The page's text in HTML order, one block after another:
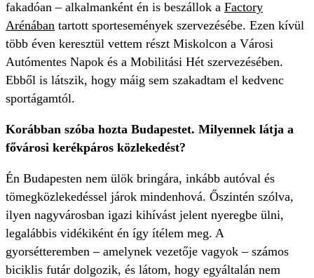
fakadóan – alkalmanként én is beszállok a Factory
Arénában tartott sportesemények szervezésébe. Ezen kívül
több éven keresztül vettem részt Miskolcon a Városi
Autómentes Napok és a Mobilitási Hét szervezésében.
Ebből is látszik, hogy máig sem szakadtam el kedvenc
sportágamtól.
Korábban szóba hozta Budapestet. Milyennek látja a
fővárosi kerékpáros közlekedést?
Én Budapesten nem ülök bringára, inkább autóval és
tömegközlekedéssel járok mindenhová. Őszintén szólva,
ilyen nagyvárosban igazi kihívást jelent nyeregbe ülni,
legalábbis vidékiként én így ítélem meg. A
gyorsétteremben – amelynek vezetője vagyok – számos
biciklis futár dolgozik, és látom, hogy egyáltalán nem